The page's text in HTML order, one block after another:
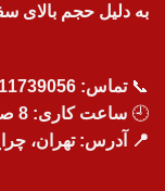
به دلیل حجم بالای
📞تماس:
🕘 ساعت کاری: 8 صبح تا 9 شب
📍 آدرس: تهران،